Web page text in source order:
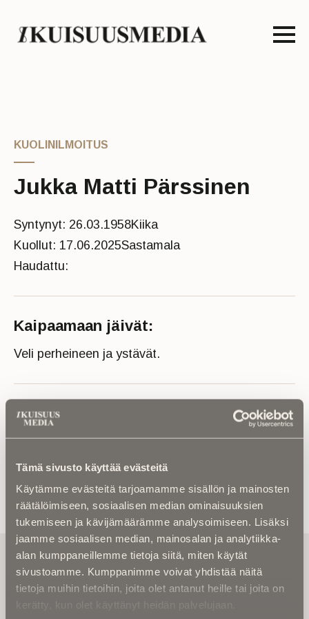
Tämä sivusto käyttää evästeitä
Käytämme evästeitä tarjoamamme sisällön ja mainosten
räätälöimiseen, sosiaalisen median ominaisuuksien
tukemiseen ja kävijämäärämme analysoimiseen. Lisäksi
jaamme sosiaalisen median, mainosalan ja analytiikka-
alan kumppaneillemme tietoja siitä, miten käytät
sivustoamme. Kumppanimme voivat yhdistää näitä
tietoja muihin tietoihin, joita olet antanut heille tai joita on
kerätty, kun olet käyttänyt heidän palvelujaan.
KUOLINILMOITUS
Jukka Matti Pärssinen
Syntynyt: 26.03.1958Kiika
Kuollut: 17.06.2025Sastamala
Haudattu:
Kaipaamaan jäivät:
Veli perheineen ja ystävät.
Tilaa uutiskirje - Pääset heti parhaiden
artikkelien pariin!
Kirjoita alle sähköpostiosoitteesi niin saat kaksi kertaa